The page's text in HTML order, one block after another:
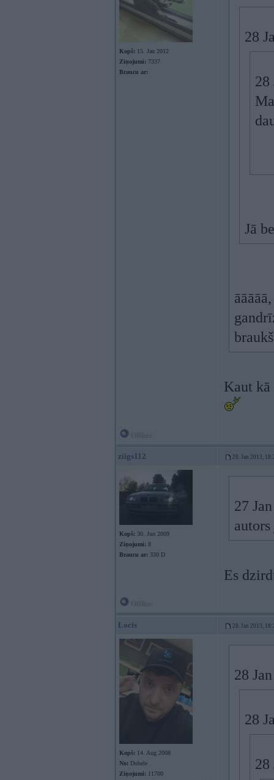
Kopš: 15. Jan 2012
Ziņojumi: 7337
Braucu ar:
28
28
Jā
Kaut
ziigs112 28. Jan 2013,
Kopš: 30. Jun 2009
Ziņojumi: 8
Braucu ar: 330 D
27
Es
Locis 28. Jan 2013,
Kopš: 14. Aug 2008
No: Dobele
Ziņojumi: 11700
28
28
28